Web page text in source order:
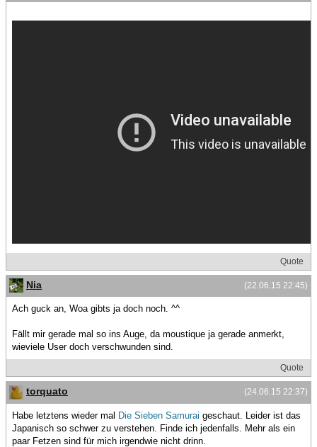
Quote
(22.06.15 22:45)
Nia
Ach guck an, Woa gibts ja doch noch. ^^
Fällt mir gerade mal so ins Auge, da moustique ja gerade anmerkt,
wieviele User doch verschwunden sind.
Quote
(24.06.15 22:37)
torquato
Habe letztens wieder mal Die Sieben Samurai geschaut. Leider ist das
Japanisch so schwer zu verstehen. Finde ich jedenfalls. Mehr als ein
paar Fetzen sind für mich irgendwie nicht drinn.